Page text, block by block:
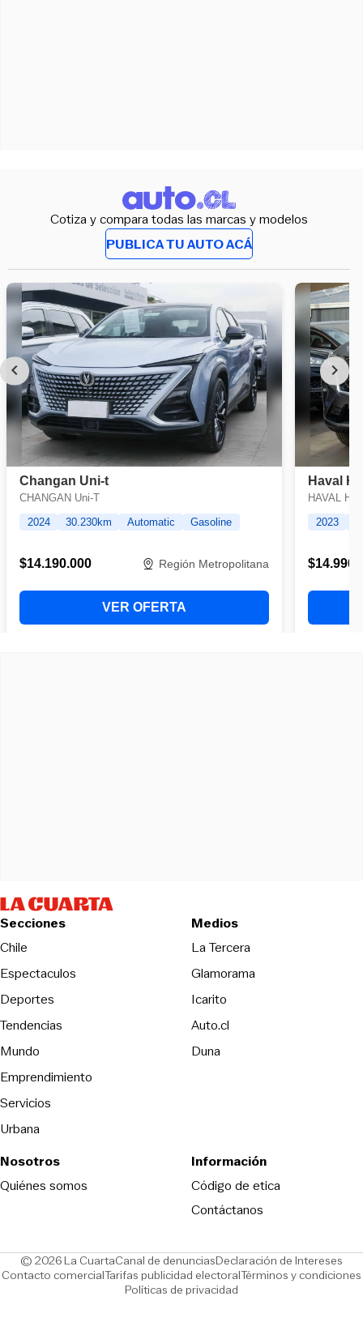
Cotiza y compara todas las marcas y modelos
PUBLICA TU AUTO ACÁ
Secciones
Chile
Espectaculos
Deportes
Tendencias
Mundo
Emprendimiento
Servicios
Urbana
Medios
La TerceraOpens in new
Glamorama
Icarito
Auto.cl
DunaOpens in new window
Nosotros
Quiénes somos
Información
Código de eticaOpens in new
Contáctanos
© 2026 La CuartaCanal de denunciasOpens in new window
Declaración de Intereses
Contacto comercialOpens in new window
Tarifas publicidad electoralOpens in new window
Términos y condiciones
Políticas de privacidad